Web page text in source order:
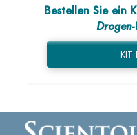
Bestellen Sie ein
Drogen
KIT